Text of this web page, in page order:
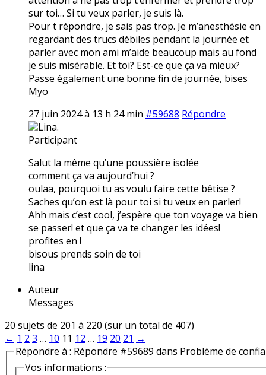
sur toi… Si tu veux parler, je suis là.
Pour t répondre, je sais pas trop. Je m’anesthésie en
regardant des trucs débiles pendant la journée et
parler avec mon ami m’aide beaucoup mais au fond
je suis misérable. Et toi? Est-ce que ça va mieux?
Passe également une bonne fin de journée, bises
Myo
27 juin 2024 à 13 h 24 min #59688 Répondre
Lina.
Participant
Salut la même qu’une poussière isolée
comment ça va aujourd’hui ?
oulaa, pourquoi tu as voulu faire cette bêtise ?
Saches qu’on est là pour toi si tu veux en parler!
Ahh mais c’est cool, j’espère que ton voyage va bien
se passer! et que ça va te changer les idées!
profites en !
bisous prends soin de toi
lina
Auteur
Messages
20 sujets de 201 à 220 (sur un total de 407)
← 1 2 3 … 10 11 12 … 19 20 21 →
Répondre à : Répondre #59689 dans Problème de
Vos informations :